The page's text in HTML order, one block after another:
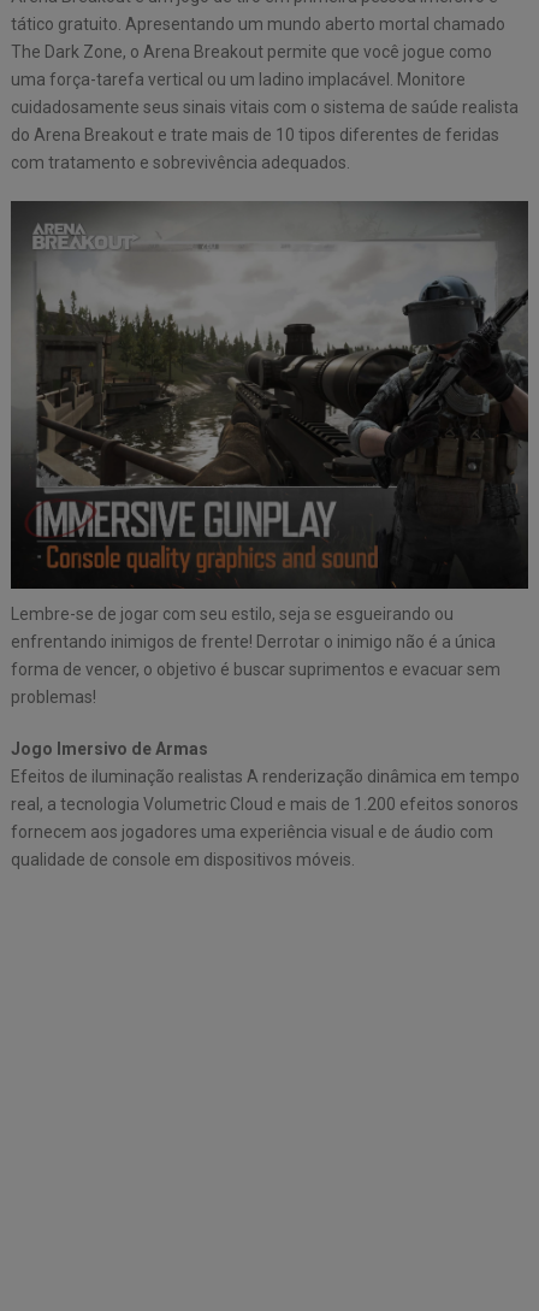
tático gratuito. Apresentando um mundo aberto mortal chamado
The Dark Zone, o Arena Breakout permite que você jogue como
uma força-tarefa vertical ou um ladino implacável. Monitore
cuidadosamente seus sinais vitais com o sistema de saúde realista
do Arena Breakout e trate mais de 10 tipos diferentes de feridas
com tratamento e sobrevivência adequados.
Lembre-se de jogar com seu estilo, seja se esgueirando ou
enfrentando inimigos de frente! Derrotar o inimigo não é a única
forma de vencer, o objetivo é buscar suprimentos e evacuar sem
problemas!
Jogo Imersivo de Armas
Efeitos de iluminação realistas A renderização dinâmica em tempo
real, a tecnologia Volumetric Cloud e mais de 1.200 efeitos sonoros
fornecem aos jogadores uma experiência visual e de áudio com
qualidade de console em dispositivos móveis.